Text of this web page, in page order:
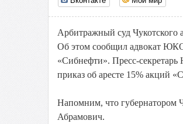
Арбитражный суд
Об этом сообщил адвокат
«Сибнефти». Пресс-
приказ об аресте 15% акций
Напомним, что губернатором
Абрамович.